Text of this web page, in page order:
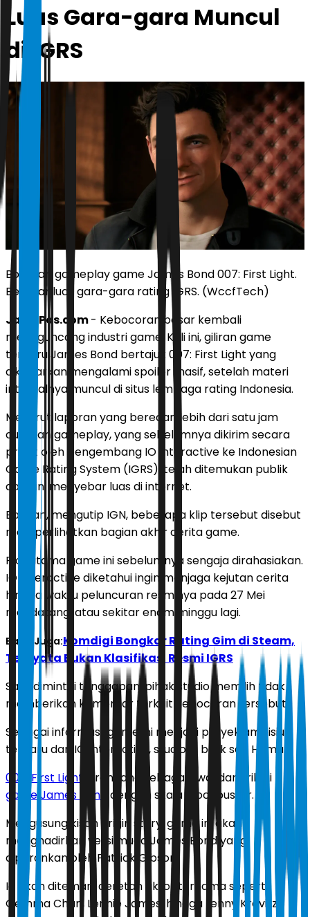
Luas Gara-gara Muncul
di IGRS
Bocoran gameplay game James Bond 007: First Light.
Beredar luas gara-gara rating IGRS. (WccfTech)
JawaPos.com- Kebocoran besar kembali
mengguncang industri game. Kali ini, giliran game
terbaru James Bond bertajuk 007: First Light yang
dikabarkan mengalami spoiler masif, setelah materi
internalnya muncul di situs lembaga rating Indonesia.
Menurut laporan yang beredar, lebih dari satu jam
cuplikan gameplay, yang sebelumnya dikirim secara
privat oleh pengembang IO Interactive ke Indonesian
Game Rating System (IGRS), telah ditemukan publik
dan kini menyebar luas di internet.
Bahkan, mengutip IGN, beberapa klip tersebut disebut
memperlihatkan bagian akhir cerita game.
Plot utama game ini sebelumnya sengaja dirahasiakan.
IO Interactive diketahui ingin menjaga kejutan cerita
hingga waktu peluncuran resminya pada 27 Mei
mendatang, atau sekitar enam minggu lagi.
Baca Juga:Komdigi Bongkar Rating Gim di Steam,
Ternyata Bukan Klasifikasi Resmi IGRS
Saat dimintai tanggapan, pihak studio memilih tidak
memberikan komentar terkait kebocoran tersebut.
Sebagai informasi, game ini menjadi proyek ambisius
terbaru dari IO Interactive, studio di balik seri Hitman.
007: First Light
dirancang sebagai awal dari trilogi
game James Bond
dengan skala blockbuster.
Mengusung kisah origin story, game ini akan
menghadirkan versi muda James Bond yang
diperankan oleh Patrick Gibson.
Ia akan ditemani deretan aktor ternama seperti
Gemma Chan, Lennie James, hingga Lenny Kravitz